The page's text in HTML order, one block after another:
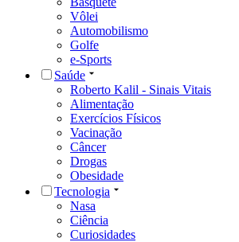
Vôlei
Automobilismo
Golfe
e-Sports
Saúde
Roberto Kalil - Sinais Vitais
Alimentação
Exercícios Físicos
Vacinação
Câncer
Drogas
Obesidade
Tecnologia
Nasa
Ciência
Curiosidades